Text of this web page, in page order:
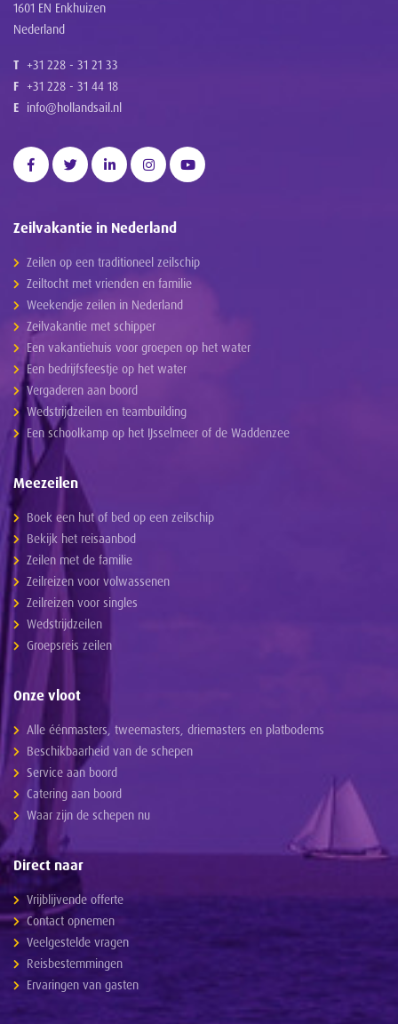
1601 EN Enkhuizen
Nederland
T +31 228 - 31 21 33
F +31 228 - 31 44 18
E info@hollandsail.nl
Zeilvakantie in Nederland
Zeilen op een traditioneel zeilschip
Zeiltocht met vrienden en familie
Weekendje zeilen in Nederland
Zeilvakantie met schipper
Een vakantiehuis voor groepen op het water
Een bedrijfsfeestje op het water
Vergaderen aan boord
Wedstrijdzeilen en teambuilding
Een schoolkamp op het IJsselmeer of de Waddenzee
Meezeilen
Boek een hut of bed op een zeilschip
Bekijk het reisaanbod
Zeilen met de familie
Zeilreizen voor volwassenen
Zeilreizen voor singles
Wedstrijdzeilen
Groepsreis zeilen
Onze vloot
Alle éénmasters, tweemasters, driemasters en platbodems
Beschikbaarheid van de schepen
Service aan boord
Catering aan boord
Waar zijn de schepen nu
Direct naar
Vrijblijvende offerte
Contact opnemen
Veelgestelde vragen
Reisbestemmingen
Ervaringen van gasten